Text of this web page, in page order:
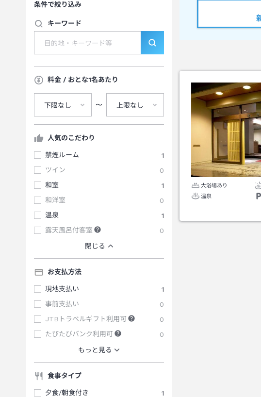
条件で絞り込み
キーワード
料金 / おとな1名あたり
下限なし 〜 上限なし
人気のこだわり
禁煙ルーム
1
ツイン
0
和室
1
和洋室
0
温泉
1
露天風呂付客室
0
閉じる
お支払方法
現地支払い
1
事前支払い
0
JTBトラベルギフト利用可
0
たびたびバンク利用可
0
もっと見る
食事タイプ
夕食/朝食付き
1
大浴場あり
温泉